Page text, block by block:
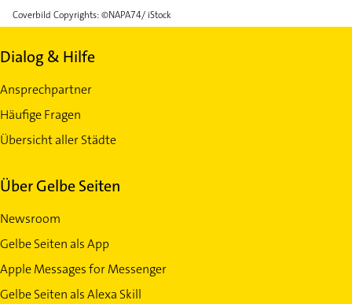
Coverbild Copyrights:©NAPA74/ iStock
Dialog & Hilfe
Ansprechpartner
Häufige Fragen
Übersicht aller Städte
Über Gelbe Seiten
Newsroom
Gelbe Seiten als App
Apple Messages for Messenger
Gelbe Seiten als Alexa Skill